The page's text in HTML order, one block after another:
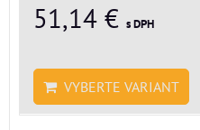
51,14 € s DPH
VYBERTE VARIANT